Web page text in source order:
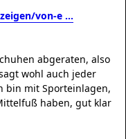
von-e ...
abgeraten, also
wohl auch jeder
bin mit Sporteinlagen,
haben, gut klar